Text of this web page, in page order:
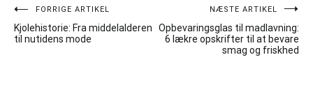
Indlægsnavigation
FORRIGE ARTIKEL
Kjolehistorie: Fra middelalderen
til nutidens mode
NÆSTE ARTIKEL
Opbevaringsglas til madlavning:
6 lækre opskrifter til at bevare
smag og friskhed